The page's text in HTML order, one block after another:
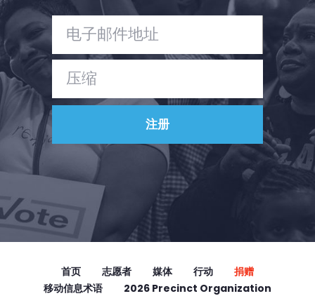
首页 志愿者 媒体 行动
捐赠
移动信息术语
2026 Precinct Organization